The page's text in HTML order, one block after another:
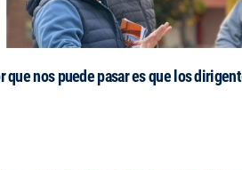
que nos puede pasar es que los